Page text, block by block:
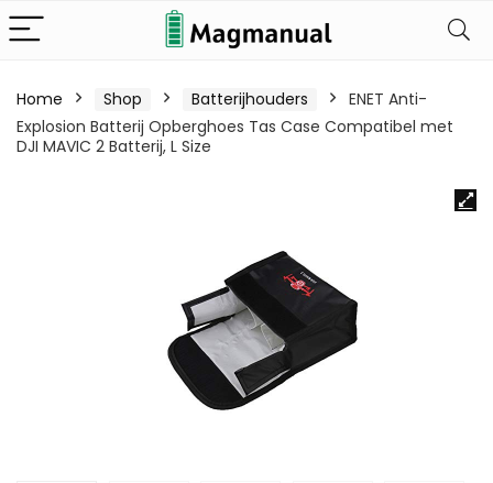
Home Shop Batterijhouders
ENET Anti-
Explosion Batterij Opberghoes Tas Case Compatibel met
DJI MAVIC 2 Batterij, L Size